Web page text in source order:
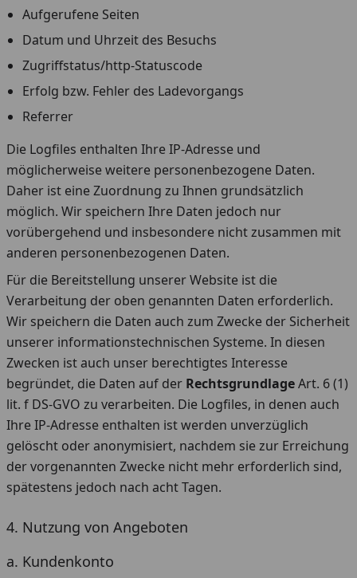
Aufgerufene Seiten
Datum und Uhrzeit des Besuchs
Zugriffstatus/http-Statuscode
Erfolg bzw. Fehler des Ladevorgangs
Referrer
Die Logfiles enthalten Ihre IP-Adresse und
möglicherweise weitere personenbezogene Daten.
Daher ist eine Zuordnung zu Ihnen grundsätzlich
möglich. Wir speichern Ihre Daten jedoch nur
vorübergehend und insbesondere nicht zusammen mit
anderen personenbezogenen Daten.
Für die Bereitstellung unserer Website ist die
Verarbeitung der oben genannten Daten erforderlich.
Wir speichern die Daten auch zum Zwecke der Sicherheit
unserer informationstechnischen Systeme. In diesen
Zwecken ist auch unser berechtigtes Interesse
begründet, die Daten auf der RechtsgrundlageArt. 6 (1)
lit. f DS-GVO zu verarbeiten. Die Logfiles, in denen auch
Ihre IP-Adresse enthalten ist werden unverzüglich
gelöscht oder anonymisiert, nachdem sie zur Erreichung
der vorgenannten Zwecke nicht mehr erforderlich sind,
spätestens jedoch nach acht Tagen.
4. Nutzung von Angeboten
a. Kundenkonto